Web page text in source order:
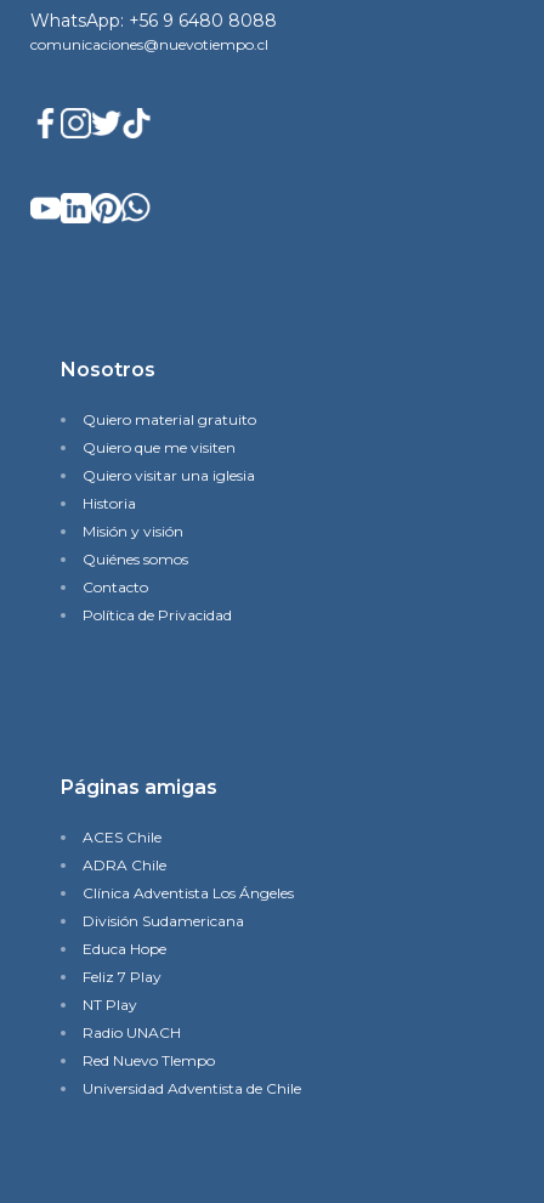
WhatsApp: +56 9 6480 8088
comunicaciones@nuevotiempo.cl
Nosotros
Quiero material gratuito
Quiero que me visiten
Quiero visitar una iglesia
Historia
Misión y visión
Quiénes somos
Contacto
Política de Privacidad
Páginas amigas
ACES Chile
ADRA Chile
Clínica Adventista Los Ángeles
División Sudamericana
Educa Hope
Feliz 7 Play
NT Play
Radio UNACH
Red Nuevo TIempo
Universidad Adventista de Chile